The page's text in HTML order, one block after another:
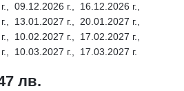
09.12.2026 г.,
16.12.2026 г.,
13.01.2027 г.,
20.01.2027 г.,
10.02.2027 г.,
17.02.2027 г.,
10.03.2027 г., 17.03.2027 г.
лв.